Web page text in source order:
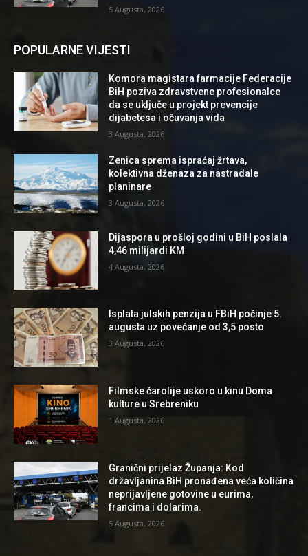
5 Augusta, 2026
POPULARNE VIJESTI
Komora magistara farmacije Federacije
BiH poziva zdravstvene profesionalce
da se uključe u projekt prevencije
dijabetesa i očuvanja vida
3 Augusta, 2026
Zenica sprema ispraćaj žrtava,
kolektivna dženaza za nastradale
planinare
3 Augusta, 2026
Dijaspora u prošloj godini u BiH poslala
4,46 milijardi KM
4 Augusta, 2026
Isplata julskih penzija u FBiH počinje 5.
augusta uz povećanje od 3,5 posto
3 Augusta, 2026
Filmske čarolije uskoro u kinu Doma
kulture u Srebreniku
1 Augusta, 2026
Granični prijelaz Županja: Kod
državljanina BiH pronađena veća količina
neprijavljene gotovine u eurima,
francima i dolarima.
5 Augusta, 2026